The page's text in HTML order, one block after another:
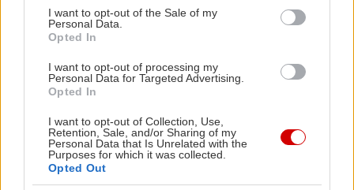
consent section.
I want to opt-out of the Sale of my
Personal Data.
Opted In
I want to opt-out of processing my
Personal Data for Targeted Advertising.
Opted In
I want to opt-out of Collection, Use,
Retention, Sale, and/or Sharing of my
Personal Data that Is Unrelated with the
Purposes for which it was collected.
Opted Out
πλήρως οργανωμένη κουζίνα και
δυνατότητα
ενοικίασης εξοπλισμού σκι, αλλά και έλκηθρα
που θα λατρέψουν τα πιτσιρίκια σας
. Άλλες
δραστηριότητες στις οποίες μπορείτε να
συμμετέχετε περιλαμβάνουν καταρριχήσεις
rappel, trekking και ποδήλατο βουνού. Η διαμονή
κοστίζει 12 ευρώ. Για περισσότερες πληροφορίες,
επικοινωνήστε με τον υπεύθυνο του καταφυγίου,